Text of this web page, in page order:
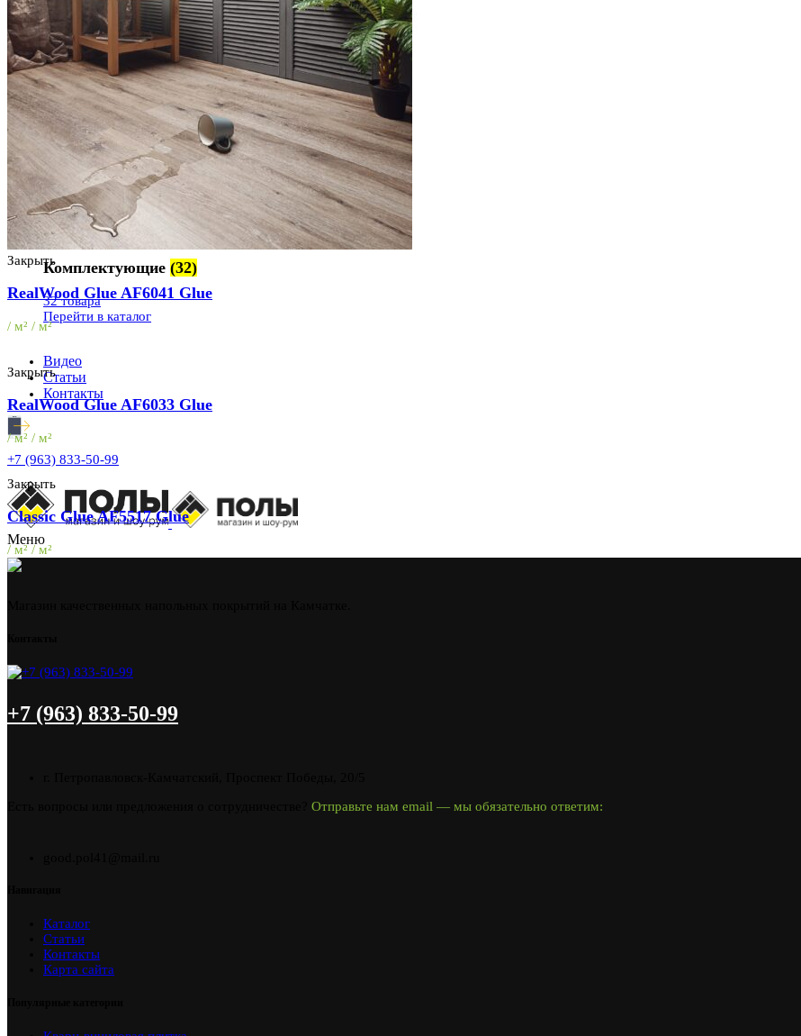
Террасная доска(64)
64 товара
Комплектующие (32)
32 товара
Перейти в каталог
Видео
Статьи
Контакты
+7 (963) 833-50-99
Меню
Закрыть
RealWood Glue AF6041 Glue
/ м² / м²
Закрыть
RealWood Glue AF6033 Glue
/ м² / м²
Закрыть
Classic Glue AF5517 Glue
/ м² / м²
+7 (963) 833-50-99
Отправьте нам email — мы обязательно ответим:
Каталог
Статьи
Контакты
Карта сайта